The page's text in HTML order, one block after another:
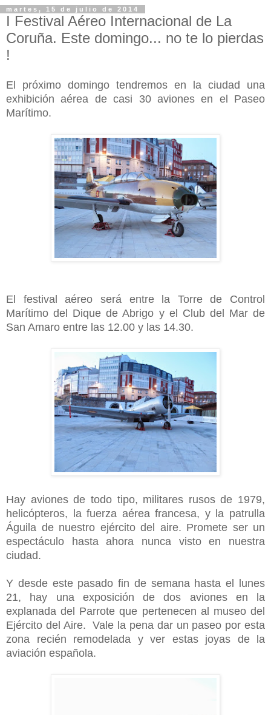
martes, 15 de julio de 2014
I Festival Aéreo Internacional de La
Coruña. Este domingo... no te lo pierdas
!
El próximo domingo tendremos en la ciudad una
exhibición aérea de casi 30 aviones en el Paseo
Marítimo.
El festival aéreo será entre la Torre de Control
Marítimo del Dique de Abrigo y el Club del Mar de
San Amaro entre las 12.00 y las 14.30.
Hay aviones de todo tipo, militares rusos de 1979,
helicópteros, la fuerza aérea francesa, y la patrulla
Águila de nuestro ejército del aire. Promete ser un
espectáculo hasta ahora nunca visto en nuestra
ciudad.
Y desde este pasado fin de semana hasta el lunes
21, hay una exposición de dos aviones en la
explanada del Parrote que pertenecen al museo del
Ejército del Aire. Vale la pena dar un paseo por esta
zona recién remodelada y ver estas joyas de la
aviación española.